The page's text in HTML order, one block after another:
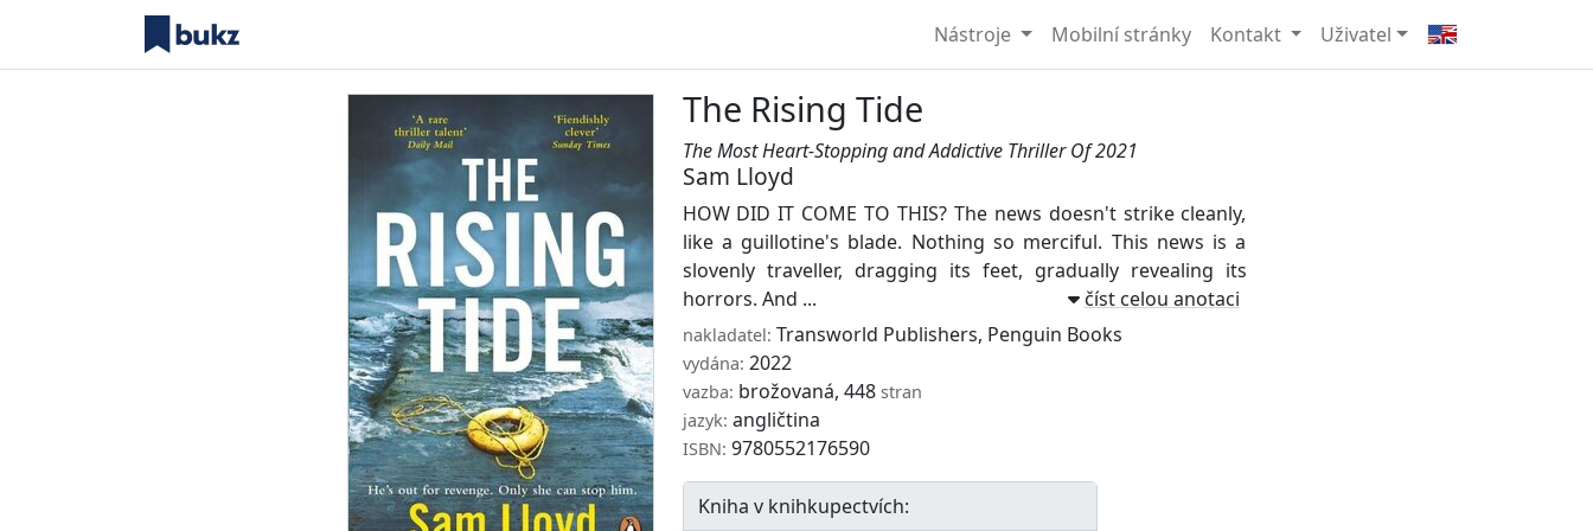
Nástroje Mobilní stránky Kontakt Uživatel
The Rising Tide
The Most Heart-Stopping and Addictive Thriller Of 2021
Sam Lloyd
HOW DID IT COME TO THIS? The news doesn't strike cleanly,
like a guillotine's blade. Nothing so merciful. This news is a
slovenly traveller, dragging its feet, gradually revealing its
horrors. And ...
číst celou anotaci
nakladatel: Transworld Publishers, Penguin Books
vydána: 2022
vazba: brožovaná, 448 stran
jazyk: angličtina
ISBN: 9780552176590
Kniha v knihkupectvích: